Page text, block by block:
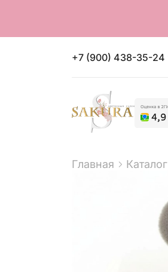
+7 (900) 438-35-24
Главная Каталог